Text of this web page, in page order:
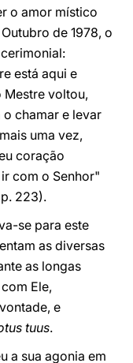
o amor místico
de 1978, o
está aqui e
Mestre voltou,
chamar e levar
uma vez,
coração
com o Senhor"
p. 223).
se para este
as diversas
as longas
Ele,
e
tuus.
a sua agonia em